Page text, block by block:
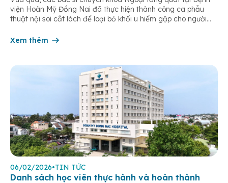
viện Hoàn Mỹ Đồng Nai đã thực hiện thành công ca phẫu
thuật nội soi cắt lách để loại bỏ khối u hiếm gặp cho người
chú ý, khối u này hoàn […]
Xem thêm
06/02/2026•TIN TỨC
Danh sách học viên thực hành và hoàn thành